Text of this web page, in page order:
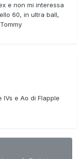
e non mi interessa
60, in ultra ball,
e Ao di Flapple